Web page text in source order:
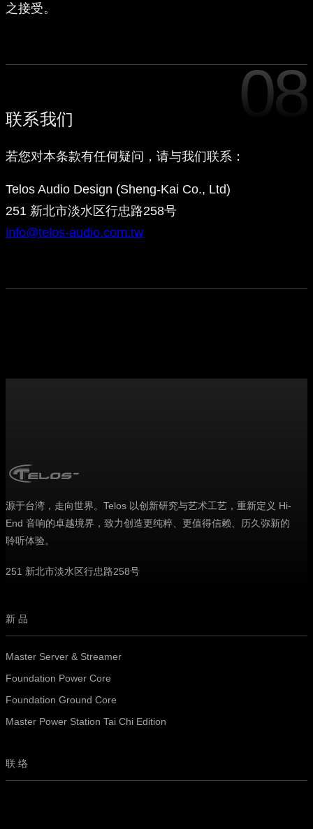
之接受。
08
联系我们
若您对本条款有任何疑问，请与我们联系：
Telos Audio Design (Sheng-Kai Co., Ltd)
251 新北市淡水区行忠路258号
info@telos-audio.com.tw
源于台湾，走向世界。Telos 以创新研究与艺术工艺，重新定义 Hi-
End 音响的卓越境界，致力创造更纯粹、更值得信赖、历久弥新的
聆听体验。
251 新北市淡水区行忠路258号
新品
Master Server & Streamer
Foundation Power Core
Foundation Ground Core
Master Power Station Tai Chi Edition
联络